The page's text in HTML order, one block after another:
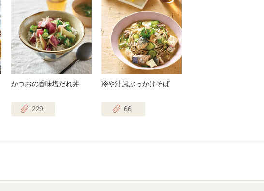
かつおの香味塩だれ丼
229
冷や汁風ぶっかけそば
66